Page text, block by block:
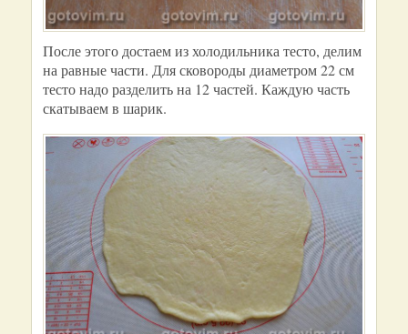
После этого достаем из холодильника тесто, делим
на равные части. Для сковороды диаметром 22 см
тесто надо разделить на 12 частей. Каждую часть
скатываем в шарик.